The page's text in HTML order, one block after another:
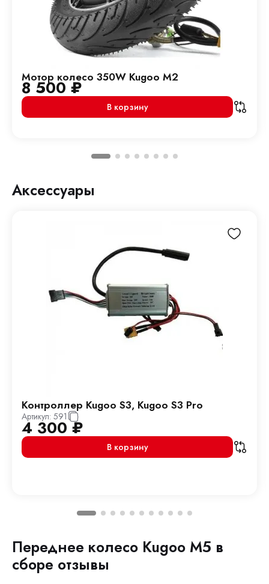
Мотор колесо 350W Kugoo M2
8 500₽
В корзину
Аксессуары
Контроллер Kugoo S3, Kugoo S3 Pro
Артикул: 591
4 300₽
В корзину
Переднее колесо Kugoo M5 в
сборе отзывы